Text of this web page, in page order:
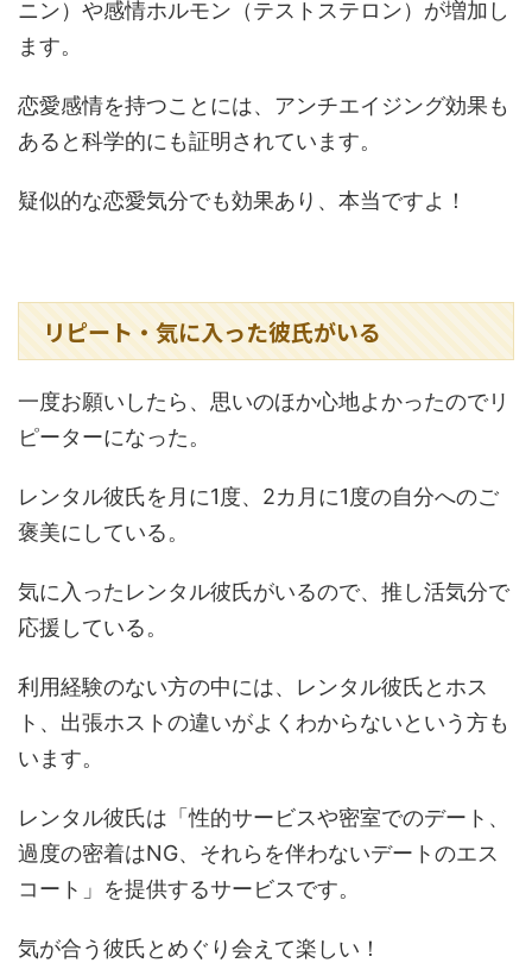
ニン）や感情ホルモン（テストステロン）が増加し
ます。
恋愛感情を持つことには、アンチエイジング効果も
あると科学的にも証明されています。
疑似的な恋愛気分でも効果あり、本当ですよ！
リピート・気に入った彼氏がいる
一度お願いしたら、思いのほか心地よかったのでリ
ピーターになった。
レンタル彼氏を月に1度、2カ月に1度の自分へのご
褒美にしている。
気に入ったレンタル彼氏がいるので、推し活気分で
応援している。
利用経験のない方の中には、レンタル彼氏とホス
ト、出張ホストの違いがよくわからないという方も
います。
レンタル彼氏は「性的サービスや密室でのデート、
過度の密着はNG、それらを伴わないデートのエス
コート」を提供するサービスです。
気が合う彼氏とめぐり会えて楽しい！